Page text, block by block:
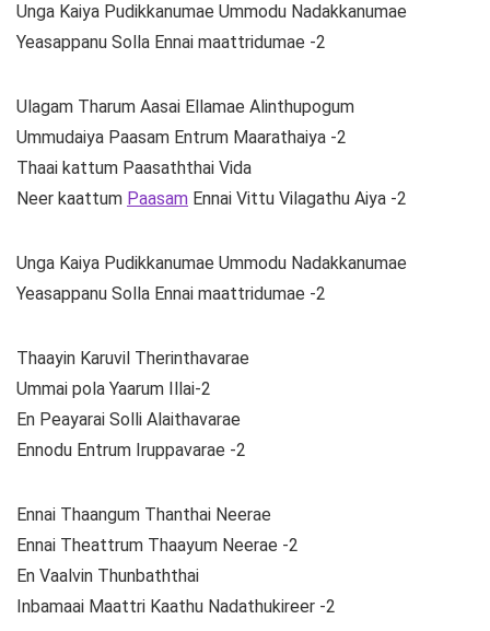
Unga Kaiya Pudikkanumae Ummodu Nadakkanumae
Yeasappanu Solla Ennai maattridumae -2
Ulagam Tharum Aasai Ellamae Alinthupogum
Ummudaiya Paasam Entrum Maarathaiya -2
Thaai kattum Paasaththai Vida
Neer kaattum Paasam Ennai Vittu Vilagathu Aiya -2
Unga Kaiya Pudikkanumae Ummodu Nadakkanumae
Yeasappanu Solla Ennai maattridumae -2
Thaayin Karuvil Therinthavarae
Ummai pola Yaarum Illai-2
En Peayarai Solli Alaithavarae
Ennodu Entrum Iruppavarae -2
Ennai Thaangum Thanthai Neerae
Ennai Theattrum Thaayum Neerae -2
En Vaalvin Thunbaththai
Inbamaai Maattri Kaathu Nadathukireer -2